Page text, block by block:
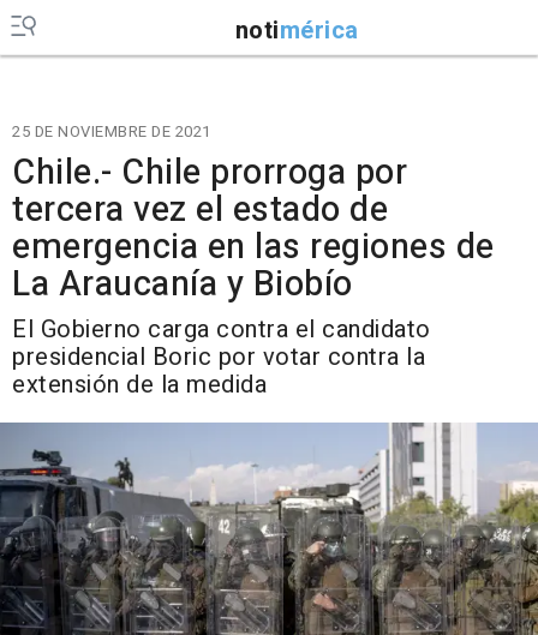
notimérica
25 DE NOVIEMBRE DE 2021
Chile.- Chile prorroga por
tercera vez el estado de
emergencia en las regiones de
La Araucanía y Biobío
El Gobierno carga contra el candidato
presidencial Boric por votar contra la
extensión de la medida